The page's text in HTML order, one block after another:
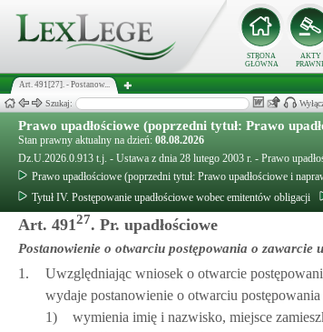
STRONA
GŁÓWNA
AKTY
Art. 491[27]. - Postanow...
Szukaj:
Prawo upadłościowe (poprzedni tytuł: Prawo
Stan prawny aktualny na dzień: 08.08.2026
Dz.U.2026.0.913 t.j. - Ustawa z dnia 28 lutego 2003 r. - Prawo
Prawo upadłościowe (poprzedni tytuł: Prawo upadłościowe i
Tytuł IV. Postępowanie upadłościowe wobec emitentów obligacji
Art. 49127. Pr. upadłościowe
Postanowienie o otwarciu postępowania o zawarcie
1.
Uwzględniając wniosek o otwarcie
wydaje postanowienie o otwarciu
1)
wymienia imię i nazwisko, miejsce